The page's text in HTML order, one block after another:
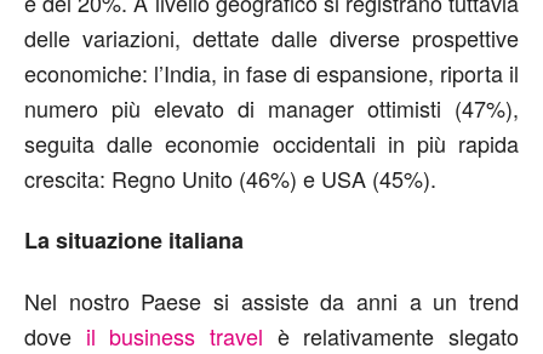
delle variazioni, dettate dalle diverse prospettive
economiche: l’India, in fase di espansione, riporta il
numero più elevato di manager ottimisti (47%),
seguita dalle economie occidentali in più rapida
crescita: Regno Unito (46%) e USA (45%).
La situazione italiana
Nel nostro Paese si assiste da anni a un trend
dove il business travel è relativamente slegato